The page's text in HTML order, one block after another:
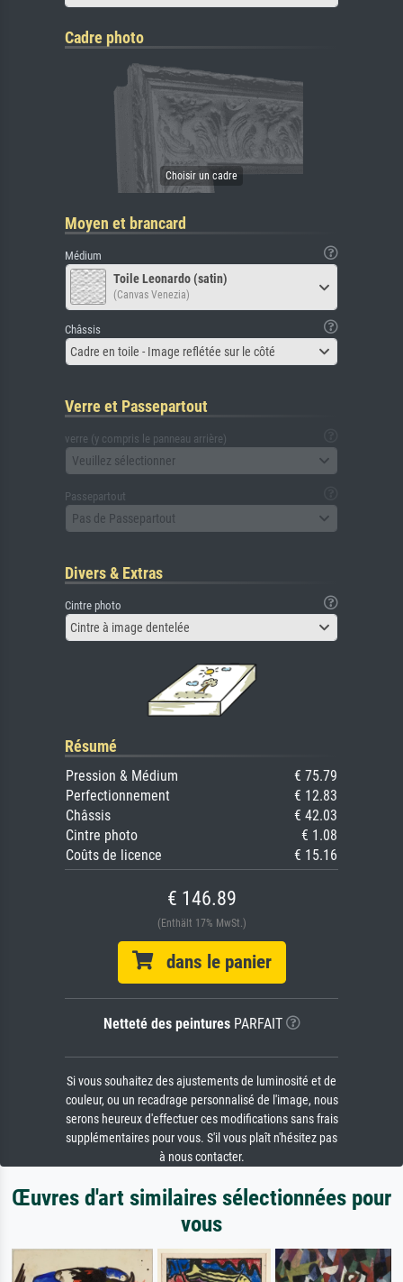
Cadre photo
Moyen et brancard
Médium
Toile Leonardo (satin)
(Canvas Venezia)
Châssis
Cadre en toile - Image reflétée sur le côté
Verre et Passepartout
verre (y compris le panneau arrière)
Veuillez sélectionner
Passepartout
Pas de Passepartout
Divers & Extras
Cintre photo
Cintre à image dentelée
Résumé
Pression & Médium
€ 75.79
Perfectionnement
€ 12.83
Châssis
€ 42.03
Cintre photo
€ 1.08
Coûts de licence
€ 15.16
€ 146.89
(Enthält 17% MwSt.)
dans le panier
Netteté des peinturesPARFAIT
Si vous souhaitez des ajustements de luminosité et de
couleur, ou un recadrage personnalisé de l'image, nous
serons heureux d'effectuer ces modifications sans frais
supplémentaires pour vous. S'il vous plaît n'hésitez pas
à nous contacter.
Œuvres d'art similaires sélectionnées pour
vous